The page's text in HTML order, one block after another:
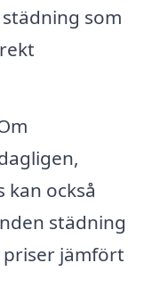
som
kan också
städning
jämfört